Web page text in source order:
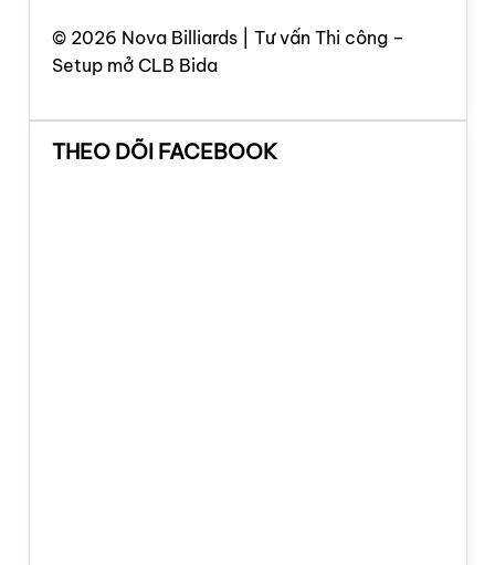
© 2026 Nova Billiards | Tư vấn Thi công –
Setup mở CLB Bida
THEO DÕI FACEBOOK